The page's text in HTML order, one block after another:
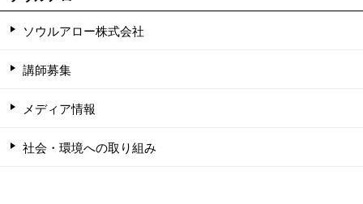
ソウルアロー株式会社
講師募集
メディア情報
社会・環境への取り組み